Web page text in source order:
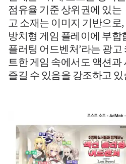
점유율 기준 상위권에 있
고 소재는 이미지 기반으로
방치형 게임 플레이에 부합
플러팅 어드벤처’라는 광
트한 게임 속에서도 액션과
즐길 수 있음을 강조하고